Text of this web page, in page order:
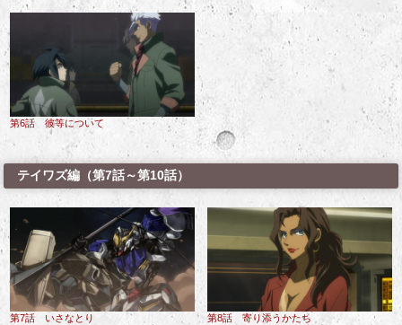
第6話 彼等について
テイワズ編（第7話～第10話）
第7話 いさなとり 第8話 寄り添うかたち